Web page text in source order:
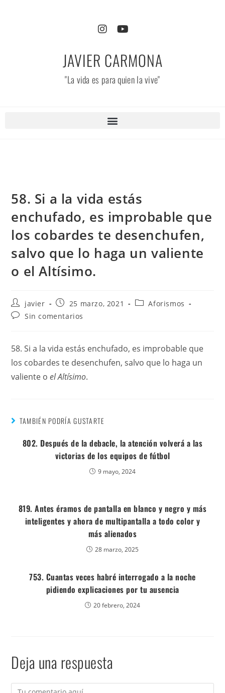
JAVIER CARMONA
"La vida es para quien la vive"
58. Si a la vida estás
enchufado, es improbable que
los cobardes te desenchufen,
salvo que lo haga un valiente
o el Altísimo.
javier 25 marzo, 2021
Aforismos
Sin comentarios
58. Si a la vida estás enchufado, es improbable que
los cobardes te desenchufen, salvo que lo haga un
valiente oel Altísimo.
TAMBIÉN PODRÍA GUSTARTE
802. Después de la debacle, la atención volverá a las
victorias de los equipos de fútbol
9 mayo, 2024
819. Antes éramos de pantalla en blanco y negro y más
inteligentes y ahora de multipantalla a todo color y
más alienados
28 marzo, 2025
753. Cuantas veces habré interrogado a la noche
pidiendo explicaciones por tu ausencia
20 febrero, 2024
Deja una respuesta